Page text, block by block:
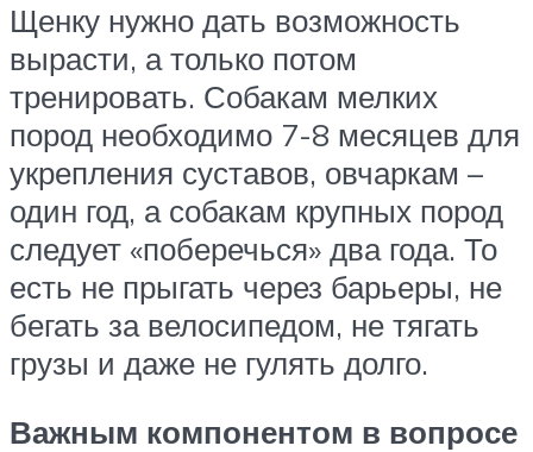
Щенку нужно дать возможность
вырасти, а только потом
тренировать. Собакам мелких
пород необходимо 7-8 месяцев для
укрепления суставов, овчаркам –
один год, а собакам крупных пород
следует «поберечься» два года. То
есть не прыгать через барьеры, не
бегать за велосипедом, не тягать
грузы и даже не гулять долго.
Важным компонентом в вопросе